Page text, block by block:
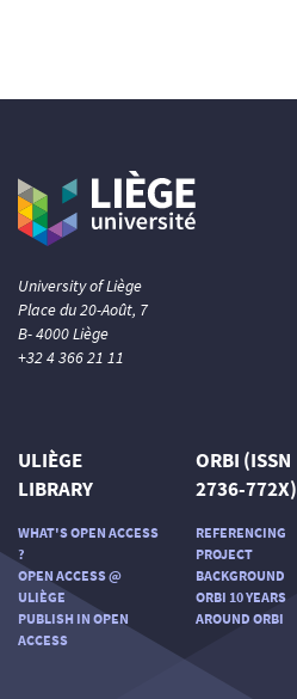
University of Liège
Place du 20-Août, 7
B- 4000 Liège
+32 4 366 21 11
ULIÈGE
LIBRARY
WHAT'S OPEN ACCESS
?
OPEN ACCESS @
ULIÈGE
PUBLISH IN OPEN
ACCESS
ORBI (ISSN
2736-772X)
REFERENCING
PROJECT
BACKGROUND
ORBI 10 YEARS
AROUND ORBI